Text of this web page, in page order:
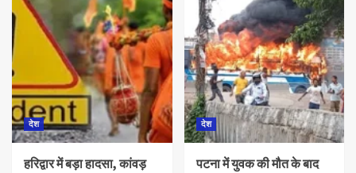
देश
हरिद्वार में बड़ा हादसा, कांवड़
देश
पटना में युवक की मौत के बाद